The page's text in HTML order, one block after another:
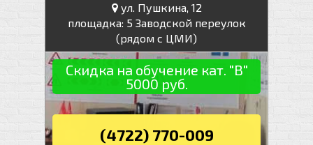
ул. Пушкина, 12
площадка: 5 Заводской переулок
(рядом с ЦМИ)
Скидка на обучение кат. "В"
5000 руб.
(4722) 770-009